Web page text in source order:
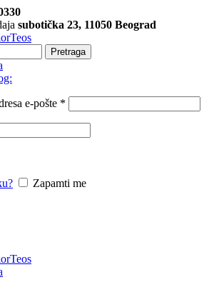
subotička 23, 11050 Beograd
Pretraga
e-pošte *
Zapamti me